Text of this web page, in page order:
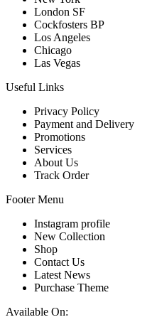
London SF
Cockfosters BP
Los Angeles
Chicago
Las Vegas
Useful Links
Privacy Policy
Payment and Delivery
Promotions
Services
About Us
Track Order
Footer Menu
Instagram profile
New Collection
Shop
Contact Us
Latest News
Purchase Theme
Available On: